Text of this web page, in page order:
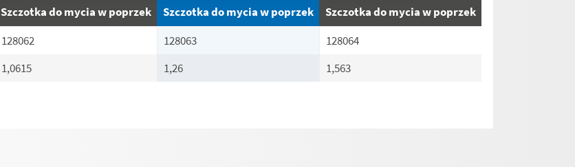
Szczotka do mycia w poprzek Szczotka do mycia w poprzek
Szczotka do mycia w poprzek
128062 128063
128064
1,0615 1,26 1,563